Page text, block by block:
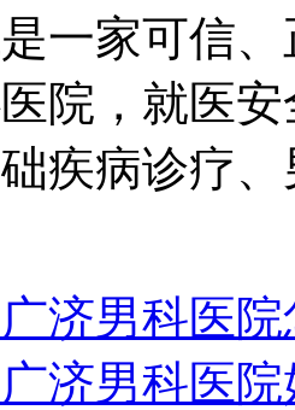
一家可信
院，就医
疾病诊疗
济男科医
济男科医